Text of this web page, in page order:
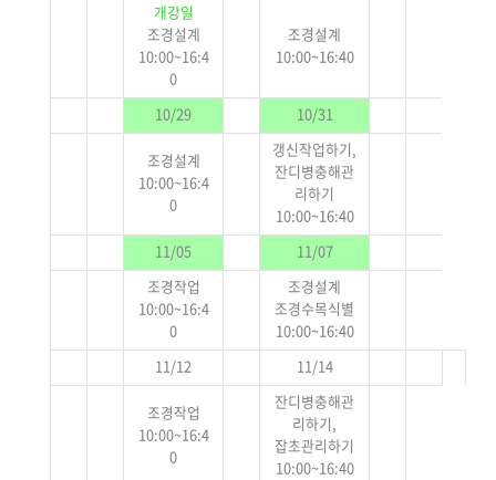
개강일
조경설계
10:00~16:4
0
조경설계
10:00~16:40
10/29 10/31
조경설계
10:00~16:4
0
갱신작업하기,
잔디병충해관
리하기
10:00~16:40
11/05
11/07
조경작업
10:00~16:4
0
조경설계
조경수목식별
10:00~16:40
11/12
11/14
조경작업
10:00~16:4
0
잔디병충해관
리하기,
잡초관리하기
10:00~16:40